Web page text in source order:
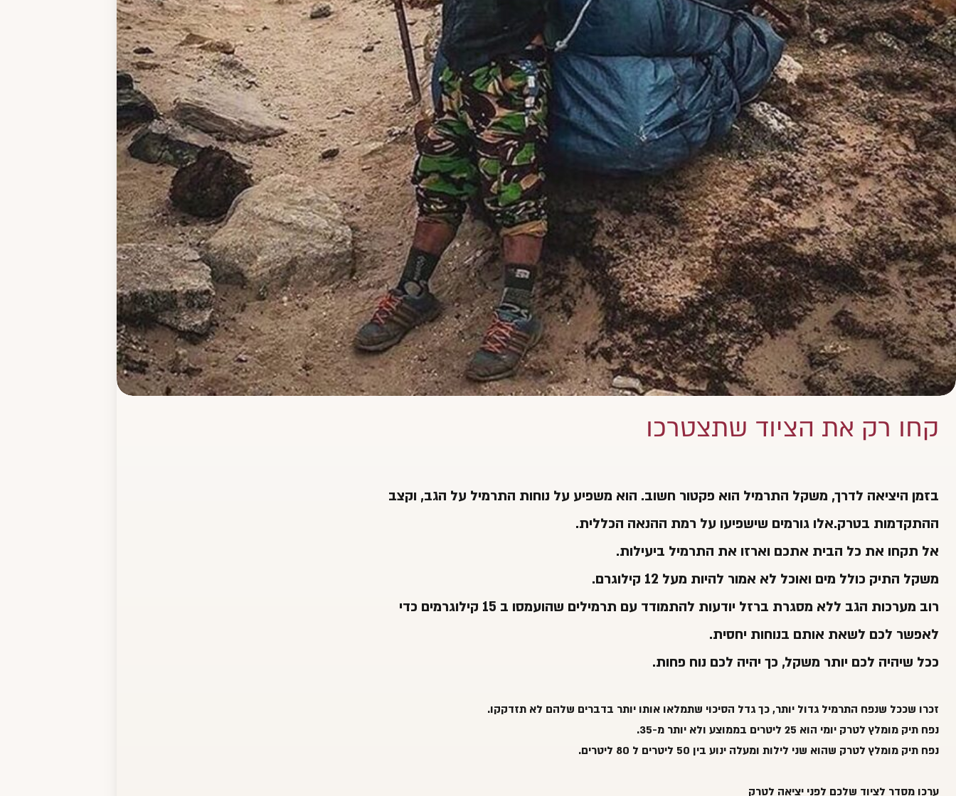
קחו רק את הציוד שתצטרכו
בזמן היציאה לדרך, משקל התרמיל הוא פקטור חשוב. הוא משפיע על נוחות התרמיל על הגב, וקצב
ההתקדמות בטרק.אלו גורמים שישפיעו על רמת ההנאה הכללית.
אל תקחו את כל הבית אתכם וארזו את התרמיל ביעילות.
משקל התיק כולל מים ואוכל לא אמור להיות מעל 12 קילוגרם.
רוב מערכות הגב ללא מסגרת ברזל יודעות להתמודד עם תרמילים שהועמסו ב 15 קילוגרמים כדי
לאפשר לכם לשאת אותם בנוחות יחסית.
ככל שיהיה לכם יותר משקל, כך יהיה לכם נוח פחות.
זכרו שככל שנפח התרמיל גדול יותר, כך גדל הסיכוי שתמלאו אותו יותר בדברים שלהם לא תזדקקו.
נפח תיק מומלץ לטרק יומי הוא 25 ליטרים בממוצע ולא יותר מ-35.
נפח תיק מומלץ לטרק שהוא שני לילות ומעלה ינוע בין 50 ליטרים ל 80 ליטרים.
ערכו מסדר לציוד שלכם לפני יציאה לטרק